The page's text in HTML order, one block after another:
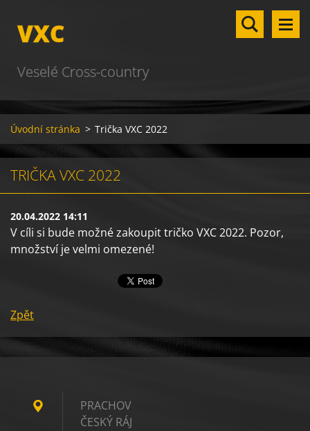
VXC
Veselé Cross-country
Úvodní stránka > Trička VXC 2022
TRIČKA VXC 2022
20.04.2022 14:11
V cíli si bude možné zakoupit tričko VXC 2022. Pozor,
množství je velmi omezené!
Zpět
PRACHOV
ČESKÝ RÁJ